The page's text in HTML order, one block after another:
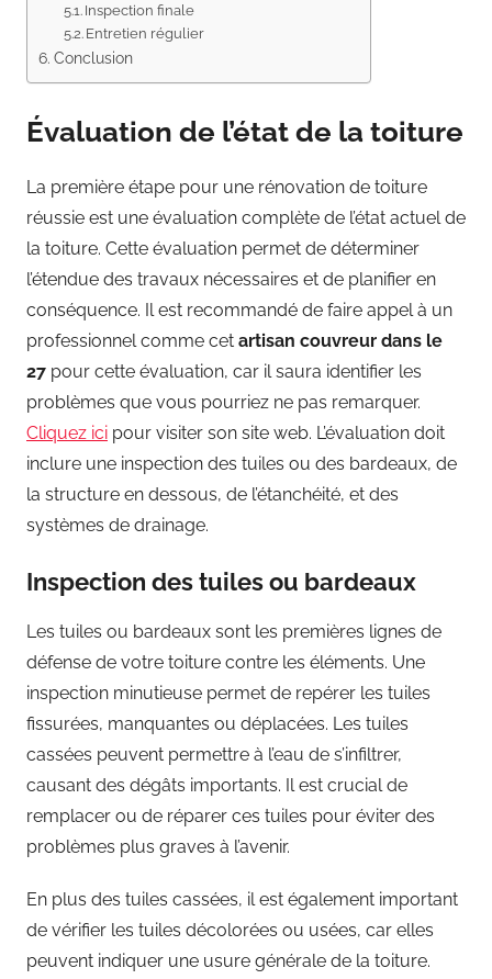
Inspection finale
Entretien régulier
Conclusion
Évaluation de l’état de la toiture
La première étape pour une rénovation de toiture
réussie est une évaluation complète de l’état actuel de
la toiture. Cette évaluation permet de déterminer
l’étendue des travaux nécessaires et de planifier en
conséquence. Il est recommandé de faire appel à un
professionnel comme cet artisan couvreur dans le
27 pour cette évaluation, car il saura identifier les
problèmes que vous pourriez ne pas remarquer.
Cliquez ici pour visiter son site web. L’évaluation doit
inclure une inspection des tuiles ou des bardeaux, de
la structure en dessous, de l’étanchéité, et des
systèmes de drainage.
Inspection des tuiles ou bardeaux
Les tuiles ou bardeaux sont les premières lignes de
défense de votre toiture contre les éléments. Une
inspection minutieuse permet de repérer les tuiles
fissurées, manquantes ou déplacées. Les tuiles
cassées peuvent permettre à l’eau de s’infiltrer,
causant des dégâts importants. Il est crucial de
remplacer ou de réparer ces tuiles pour éviter des
problèmes plus graves à l’avenir.
En plus des tuiles cassées, il est également important
de vérifier les tuiles décolorées ou usées, car elles
peuvent indiquer une usure générale de la toiture.